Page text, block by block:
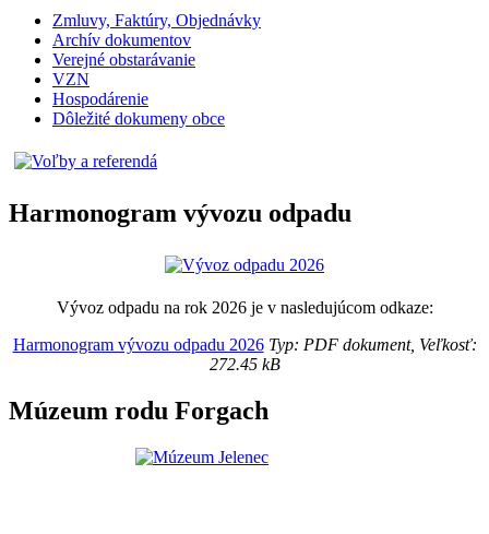
Zmluvy, Faktúry, Objednávky
Archív dokumentov
Verejné obstarávanie
VZN
Hospodárenie
Dôležité dokumeny obce
Harmonogram vývozu odpadu
Vývoz odpadu na rok 2026 je v nasledujúcom odkaze:
Harmonogram vývozu odpadu 2026Typ: PDF dokument, Veľkosť:
272.45 kB
Múzeum rodu Forgach